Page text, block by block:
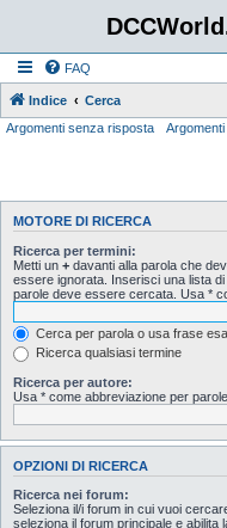
FAQ
Indice
Cerca
Argomenti senza risposta
Argomenti
MOTORE DI RICERCA
Ricerca per termini:
Metti un + davanti alla parola che
essere ignorata. Inserisci una lista
parole deve essere cercata. Usa *
Cerca per parola o usa frase
Ricerca qualsiasi termine
Ricerca per autore:
Usa * come abbreviazione per
OPZIONI DI RICERCA
Ricerca nei forum:
Seleziona il/i forum in cui vuoi
seleziona il forum principale e abilita